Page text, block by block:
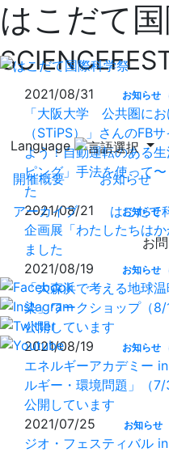
Language
開催概要 お知らせ
アーカイブ
はこだて
お
はこだて
2021/08/31 お知らせ
「大阪大学 公共圏に
（STiPS）」さんのFB
よう！自動運転のある
ピング」手法を使って
た
2021/08/21
お知らせ
企画展「わたしたちは
ました
2021/08/19
お知らせ
「大森浜で考える地球
染」ワークショップ（
公開しています
2021/08/19
お知らせ
エネルギーアカデミー
ルギー・環境問題」（
公開しています
2021/07/25
お知らせ
ジオ・フェスティバル